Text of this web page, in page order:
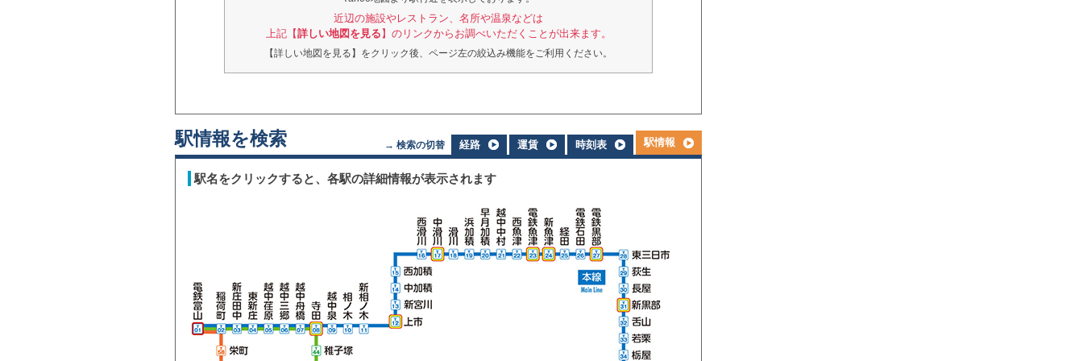
近辺の施設やレストラン、名所や温泉などは
上記【詳しい地図を見る 】のリンクからお調べいただくことが出来ます。
【詳しい地図を見る】をクリック後、ページ左の絞込み機能をご利用ください。
駅情報
時刻表
運賃
経路
→ 検索の切替
駅情報を検索
駅名をクリックすると、各駅の詳細情報が表示されます